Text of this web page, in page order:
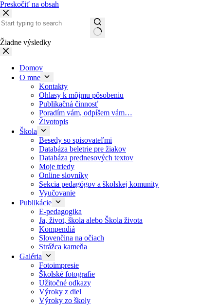
Preskočiť na obsah
Žiadne výsledky
Domov
O mne
Kontakty
Ohlasy k môjmu pôsobeniu
Publikačná činnosť
Poradím vám, odpíšem vám…
Životopis
Škola
Besedy so spisovateľmi
Databáza beletrie pre žiakov
Databáza prednesových textov
Moje triedy
Online slovníky
Sekcia pedagógov a školskej komunity
Vyučovanie
Publikácie
E-pedagogika
Ja, život, škola alebo Škola života
Kompendiá
Slovenčina na očiach
Strážca kameňa
Galéria
Fotoimpresie
Školské fotografie
Užitočné odkazy
Výroky z diel
Výroky zo školy